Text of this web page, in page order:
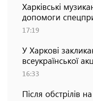
Харківські
допомоги
17:19
У Харкові
всеукраїнської
16:33
Після обстрілів